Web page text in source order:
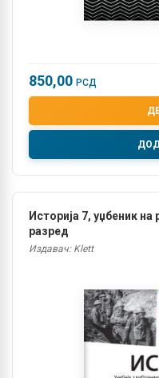
850,00 РСД
Историја 7, уџбеник
разред
Издавач: Klett